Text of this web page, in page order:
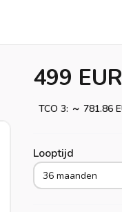
499 EUR
TCO 3: ～ 781.86
Looptijd
36 maanden